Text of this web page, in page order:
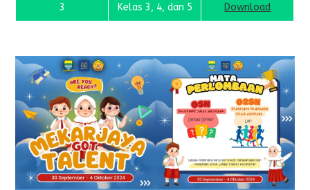
3 Kelas 3, 4, dan 5 Download